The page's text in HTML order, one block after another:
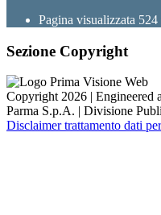
Pagina visualizzata 524
Sezione Copyright
Copyright 2026 | Engineered
Parma S.p.A. | Divisione
Disclaimer trattamento dati